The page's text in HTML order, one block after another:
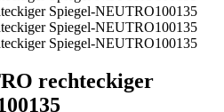
rechteckiger